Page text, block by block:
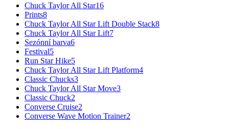
Chuck Taylor All Star16
Prints8
Chuck Taylor All Star Lift Double Stack8
Chuck Taylor All Star Lift7
Sezónní barva6
Festival5
Run Star Hike5
Chuck Taylor All Star Lift Platform4
Classic Chucks3
Chuck Taylor All Star Move3
Classic Chuck2
Converse Cruise2
Converse Wave Motion Trainer2